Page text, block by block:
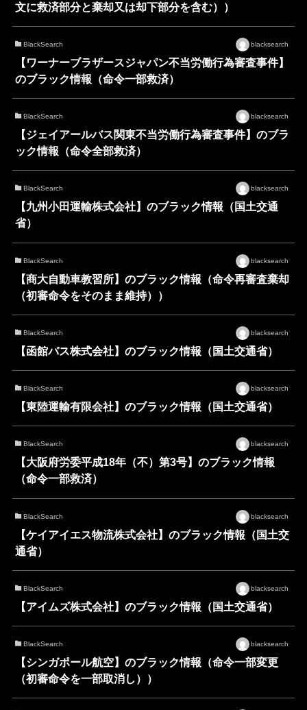
文に救済部分と棄却又は却下部分を含む））
BlackSearch blacksearch
【ワーナーブラザースジャパン不当労働行為審査事件】
のブラック情報（命令一部救済）
BlackSearch blacksearch
【ジェイアールバス関東不当労働行為審査事件】のブラ
ック情報（命令全部救済）
BlackSearch blacksearch
【九州小田運輸株式会社】のブラック情報（国土交通
省）
BlackSearch blacksearch
【商大自動車教習所】のブラック情報（命令再審査棄却
（初審命令をそのまま維持））
BlackSearch blacksearch
【函館バス株式会社】のブラック情報（国土交通省）
BlackSearch blacksearch
【東陸運輸有限会社】のブラック情報（国土交通省）
BlackSearch blacksearch
【大阪府労委平成18年（不）第3号】のブラック情報
（命令一部救済）
BlackSearch blacksearch
【ケイアイエス物流株式会社】のブラック情報（国土交
通省）
BlackSearch blacksearch
【アイムズ株式会社】のブラック情報（国土交通省）
BlackSearch blacksearch
【シンガポール航空】のブラック情報（命令一部変更
（初審命令を一部取消し））